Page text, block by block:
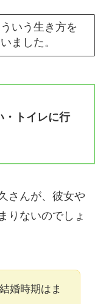
いう生き方を
ました。
・トイレに行
さんが、彼女や
りないのでしょ
婚時期はま